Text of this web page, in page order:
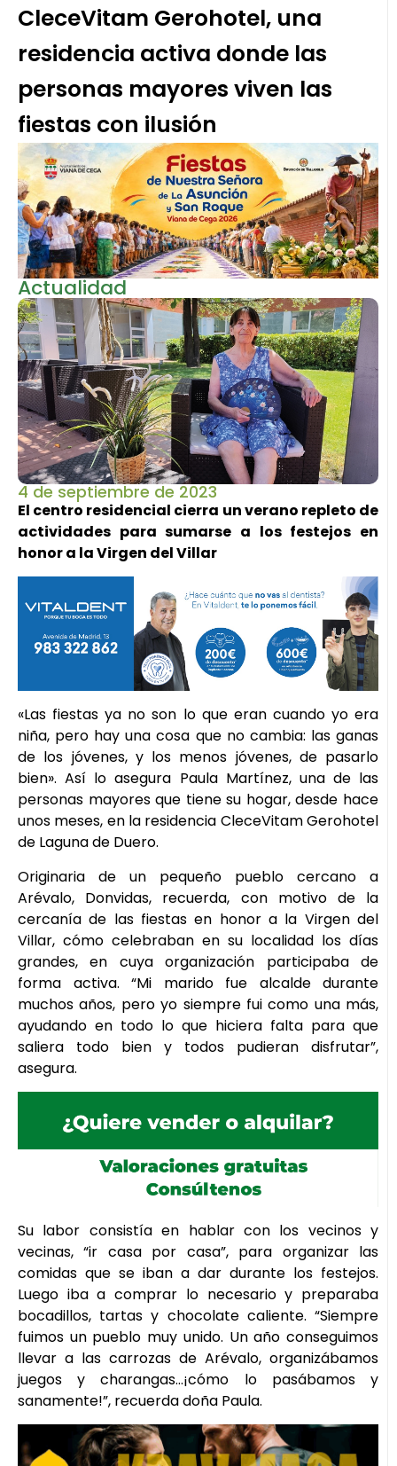
CleceVitam Gerohotel, una
residencia activa donde las
personas mayores viven las
fiestas con ilusión
Actualidad
4 de septiembre de 2023
El centro residencial cierra un verano repleto de
actividades para sumarse a los festejos en
honor a la Virgen del Villar
«Las fiestas ya no son lo que eran cuando yo era
niña, pero hay una cosa que no cambia: las ganas
de los jóvenes, y los menos jóvenes, de pasarlo
bien». Así lo asegura Paula Martínez, una de las
personas mayores que tiene su hogar, desde hace
unos meses, en la residencia CleceVitam Gerohotel
de Laguna de Duero.
Originaria de un pequeño pueblo cercano a
Arévalo, Donvidas, recuerda, con motivo de la
cercanía de las fiestas en honor a la Virgen del
Villar, cómo celebraban en su localidad los días
grandes, en cuya organización participaba de
forma activa. “Mi marido fue alcalde durante
muchos años, pero yo siempre fui como una más,
ayudando en todo lo que hiciera falta para que
saliera todo bien y todos pudieran disfrutar”,
asegura.
Su labor consistía en hablar con los vecinos y
vecinas, “ir casa por casa”, para organizar las
comidas que se iban a dar durante los festejos.
Luego iba a comprar lo necesario y preparaba
bocadillos, tartas y chocolate caliente. “Siempre
fuimos un pueblo muy unido. Un año conseguimos
llevar a las carrozas de Arévalo, organizábamos
juegos y charangas…¡cómo lo pasábamos y
sanamente!”, recuerda doña Paula.